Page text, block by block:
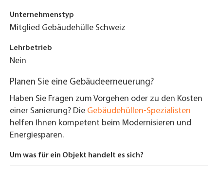
Unternehmenstyp
Mitglied Gebäudehülle Schweiz
Lehrbetrieb
Nein
Planen Sie eine Gebäudeerneuerung?
Haben Sie Fragen zum Vorgehen oder zu den Kosten
einer Sanierung? Die Gebäudehüllen-Spezialisten
helfen Ihnen kompetent beim Modernisieren und
Energiesparen.
Um was für ein Objekt handelt es sich?